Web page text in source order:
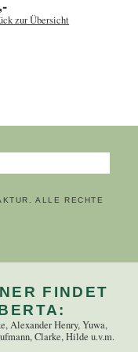
zur Übersicht
ALLE RECHTE
ÜBERSPRINGEN
FINDET
Alexander Henry, Yuwa,
Clarke, Hilde u.v.m.